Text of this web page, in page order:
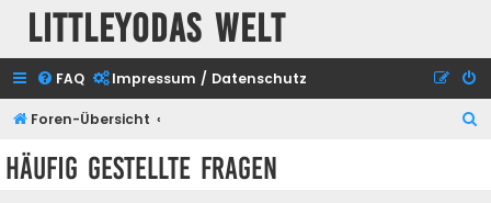
Littleyodas Welt
FAQ Impressum / Datenschutz
Foren-Übersicht
Häufig gestellte Fragen